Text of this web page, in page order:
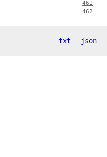
461
462
txt json